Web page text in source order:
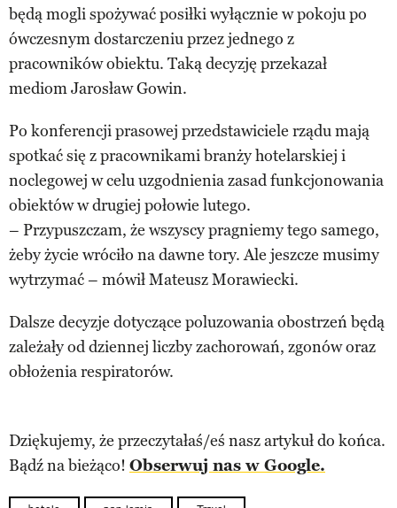
będą mogli spożywać posiłki wyłącznie w pokoju po
ówczesnym dostarczeniu przez jednego z
pracowników obiektu. Taką decyzję przekazał
mediom Jarosław Gowin.
Po konferencji prasowej przedstawiciele rządu mają
spotkać się z pracownikami branży hotelarskiej i
noclegowej w celu uzgodnienia zasad funkcjonowania
obiektów w drugiej połowie lutego.
– Przypuszczam, że wszyscy pragniemy tego samego,
żeby życie wróciło na dawne tory. Ale jeszcze musimy
wytrzymać – mówił Mateusz Morawiecki.
Dalsze decyzje dotyczące poluzowania obostrzeń będą
zależały od dziennej liczby zachorowań, zgonów oraz
obłożenia respiratorów.
Dziękujemy, że przeczytałaś/eś nasz artykuł do końca.
Bądź na bieżąco! Obserwuj nas w Google.